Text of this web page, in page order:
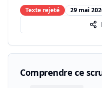
Texte rejeté 29 mai
Comprendre ce